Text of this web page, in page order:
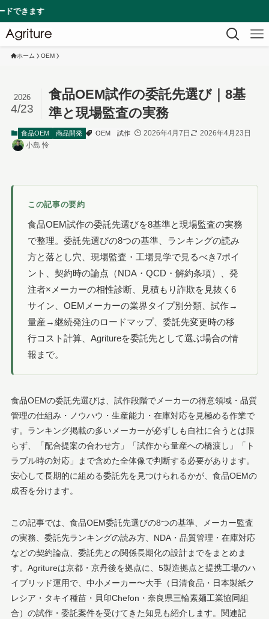
ホーム OEM
食品OEM試作の委託先選び｜8基
準と現場監査の実務
2026
4/23
食品OEM 商品開発 OEM 試作 2026年4月7日
2026年4月23日
小島 怜
この記事の要約
食品OEM試作の委託先選びを8基準と現場監査の実務
で整理。委託先選びの8つの基準、ランキングの読み
方と落とし穴、現場監査・工場見学で見るべき7ポイ
ント、契約時の論点（NDA・QCD・解約条項）、発
注者×メーカーの相性診断、見積もり詐欺を見抜く6
サイン、OEMメーカーの業界タイプ別分類、試作→
量産→継続発注のロードマップ、委託先変更時の移
行コスト計算、Agritureを委託先として選ぶ場合の情
報まで。
食品OEMの委託先選びは、試作段階でメーカーの得意領域・品質
管理の仕組み・ノウハウ・生産能力・在庫対応を見極める作業で
す。ランキング掲載の多いメーカーが必ずしも自社に合うとは限
らず、「配合提案の合わせ方」「試作から量産への橋渡し」「ト
ラブル時の対応」まで含めた全体像で判断する必要があります。
安心して長期的に組める委託先を見つけられるかが、食品OEMの
成否を分けます。
この記事では、食品OEM委託先選びの8つの基準、メーカー監査
の実務、委託先ランキングの読み方、NDA・品質管理・在庫対応
などの契約論点、委託先との関係長期化の設計までをまとめま
す。Agritureは京都・京丹後を拠点に、5製造拠点と提携工場のハ
イブリッド運用で、中小メーカー〜大手（日清食品・日本製紙ク
レシア・タキイ種苗・貝印Chefon・奈良県三輪素麺工業協同組
合）の試作・委託案件を受けてきた知見も紹介します。関連記